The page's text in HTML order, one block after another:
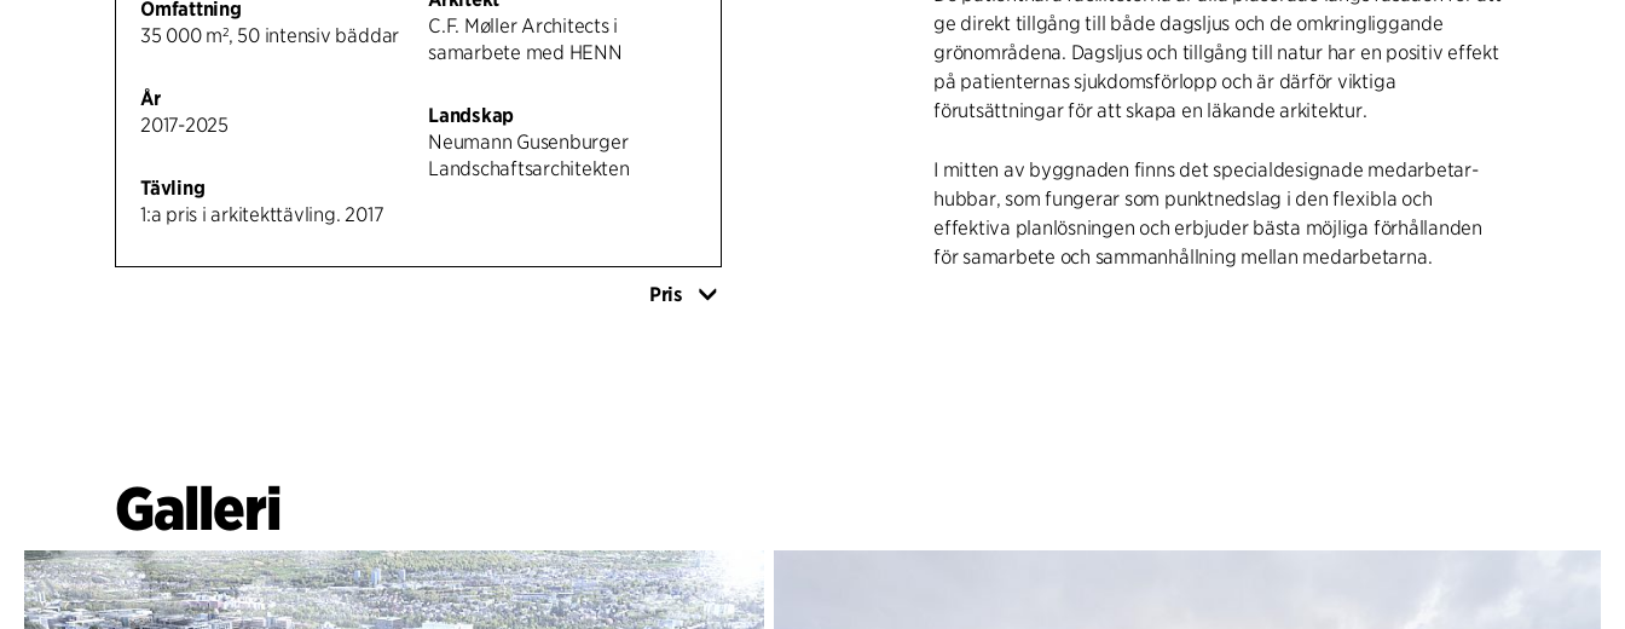
Omfattning
35 000 m², 50 intensiv bäddar
År
2017-2025
Tävling
1:a pris i arkitekttävling. 2017
C.F. Møller Architects i
samarbete med HENN
Landskap
Neumann Gusenburger
Landschaftsarchitekten
Pris
ge direkt tillgång till både dagsljus och de omkringliggande
grönområdena. Dagsljus och tillgång till natur har en positiv effekt
på patienternas sjukdomsförlopp och är därför viktiga
förutsättningar för att skapa en läkande arkitektur.
I mitten av byggnaden finns det specialdesignade medarbetar-
hubbar, som fungerar som punktnedslag i den flexibla och
effektiva planlösningen och erbjuder bästa möjliga förhållanden
för samarbete och sammanhållning mellan medarbetarna.
Galleri